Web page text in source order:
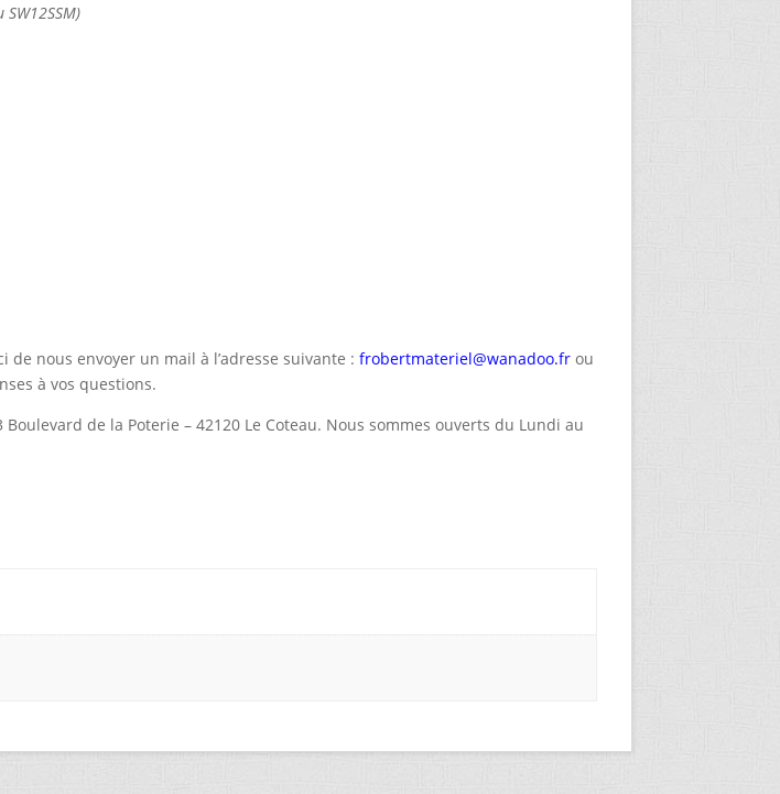
de nous envoyer un mail à l’adresse suivante :frobertmateriel@wanadoo.fr ou
à vos questions.
de la Poterie – 42120 Le Coteau. Nous sommes ouverts du Lundi au